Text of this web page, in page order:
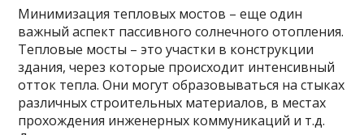
Минимизация тепловых мостов – еще один
важный аспект пассивного солнечного отопления.
Тепловые мосты – это участки в конструкции
здания, через которые происходит интенсивный
отток тепла. Они могут образовываться на стыках
различных строительных материалов, в местах
прохождения инженерных коммуникаций и т.д.